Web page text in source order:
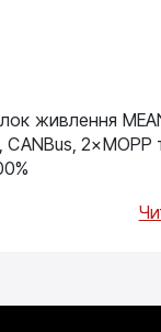
живлення
2×MOPP